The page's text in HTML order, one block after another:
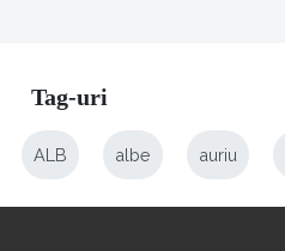
Tag-uri
ALB albe auriu